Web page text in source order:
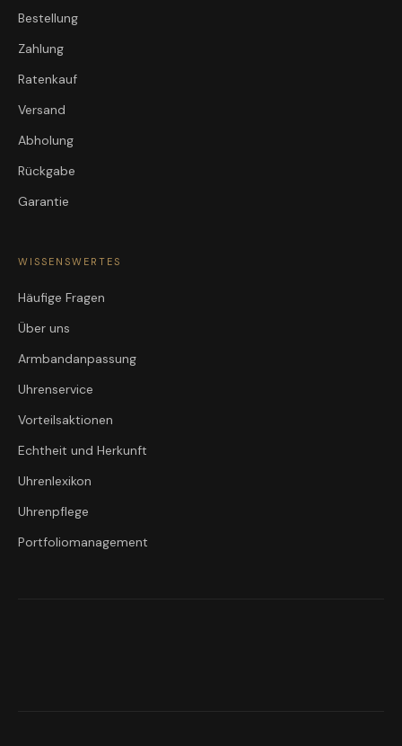
Bestellung
Zahlung
Ratenkauf
Versand
Abholung
Rückgabe
Garantie
WISSENSWERTES
Häufige Fragen
Über uns
Armbandanpassung
Uhrenservice
Vorteilsaktionen
Echtheit und Herkunft
Uhrenlexikon
Uhrenpflege
Portfoliomanagement